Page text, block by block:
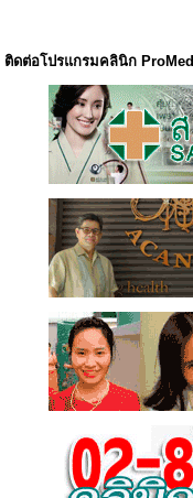
ติดต่อโปรแกรมคลินิก ProMed